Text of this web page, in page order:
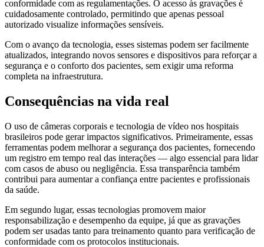
conformidade com as regulamentações. O acesso às gravações é
cuidadosamente controlado, permitindo que apenas pessoal
autorizado visualize informações sensíveis.
Com o avanço da tecnologia, esses sistemas podem ser facilmente
atualizados, integrando novos sensores e dispositivos para reforçar a
segurança e o conforto dos pacientes, sem exigir uma reforma
completa na infraestrutura.
Consequências na vida real
O uso de câmeras corporais e tecnologia de vídeo nos hospitais
brasileiros pode gerar impactos significativos. Primeiramente, essas
ferramentas podem melhorar a segurança dos pacientes, fornecendo
um registro em tempo real das interações — algo essencial para lidar
com casos de abuso ou negligência. Essa transparência também
contribui para aumentar a confiança entre pacientes e profissionais
da saúde.
Em segundo lugar, essas tecnologias promovem maior
responsabilização e desempenho da equipe, já que as gravações
podem ser usadas tanto para treinamento quanto para verificação de
conformidade com os protocolos institucionais.